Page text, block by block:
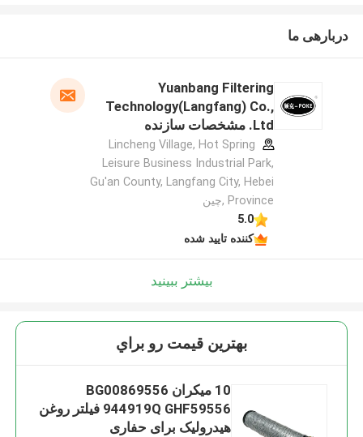
دربارهی ما
Yuanbang Filtering
Technology(Langfang) Co.,
Ltd. مشخصات سازنده
Lincheng Village, Hot Spring
Leisure Business Industrial Park,
Gu'an County, Langfang City, Hebei
Province ,چین
5.0
کننده تایید شده
بیشتر ببینید
بهترين قيمت رو براي
10 میکران BG00869556
944919Q GHF59556 فیلتر روغن
هیدرولیک برای حفاری